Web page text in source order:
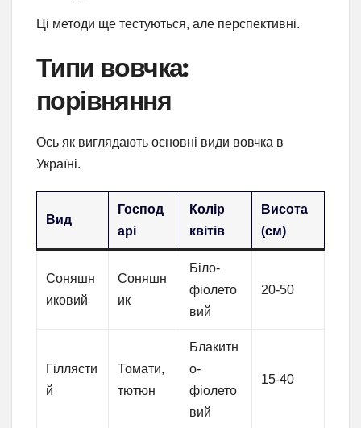
Ці методи ще тестуються, але перспективні.
Типи вовчка:
порівняння
Ось як виглядають основні види вовчка в
Україні.
Вид
Господ
арі
Колір
квітів
Висота
(см)
Соняшн
иковий
Соняшн
ик
Біло-
фіолето
вий
20-50
Гіллясти
й
Томати,
тютюн
Блакитн
о-
фіолето
вий
15-40